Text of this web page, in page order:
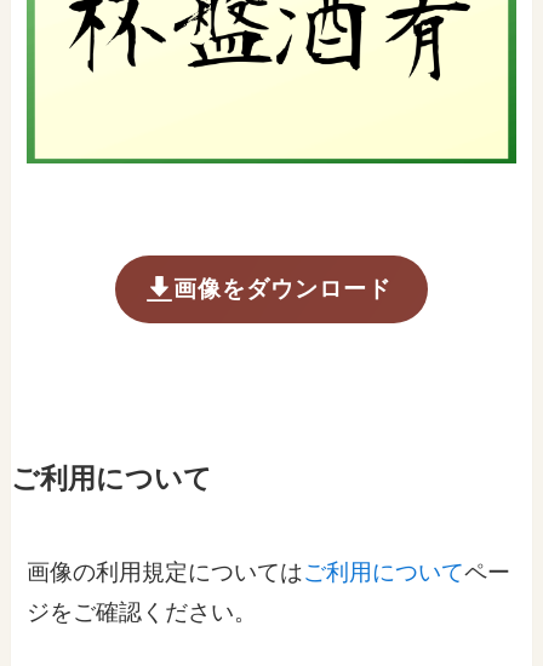
画像をダウンロード
ご利用について
画像の利用規定についてはご利用についてペー
ジをご確認ください。